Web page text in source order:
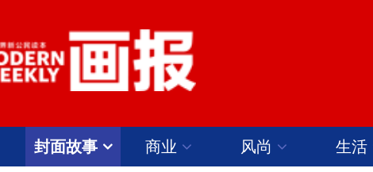
封面故事 商业 风尚 生活